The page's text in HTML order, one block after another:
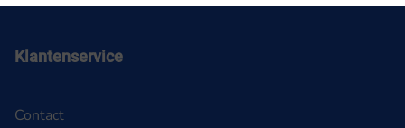
Klantenservice
Contact